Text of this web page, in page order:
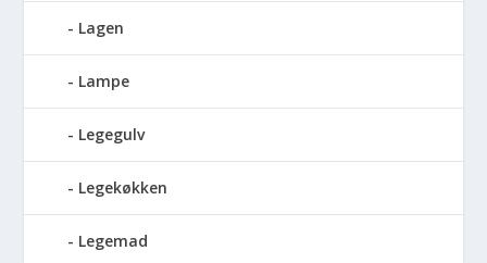
Lagen
Lampe
Legegulv
Legekøkken
Legemad